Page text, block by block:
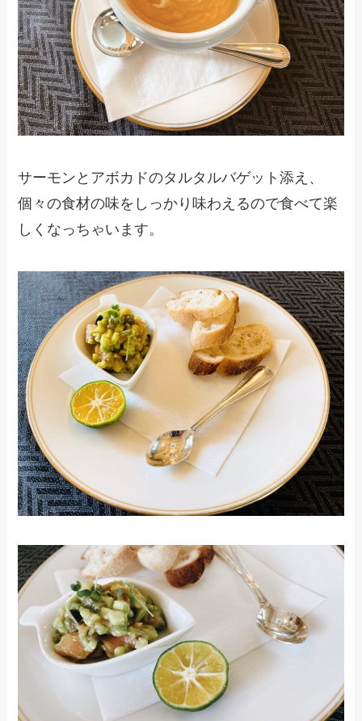
サーモンとアボカドのタルタルバゲット添え、
個々の食材の味をしっかり味わえるので食べて楽
しくなっちゃいます。